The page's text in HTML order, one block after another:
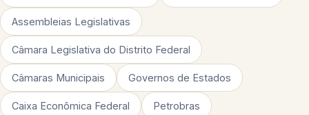
Assembleias Legislativas
Câmara Legislativa do Distrito Federal
Câmaras Municipais Governos de Estados
Caixa Econômica Federal Petrobras